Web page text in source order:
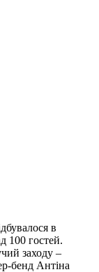
в
100 гостей.
заходу –
бенд Антіна